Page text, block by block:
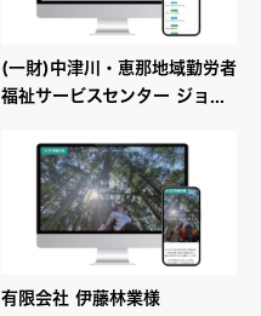
(一財)中津川・恵那地域勤労者
福祉サービスセンター ジョ...
有限会社 伊藤林業様